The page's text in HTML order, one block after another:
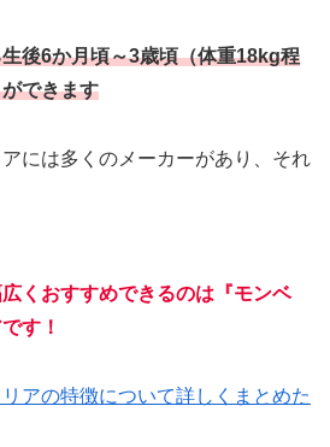
後6か月頃～3歳頃（体重18kg程
できます
には多くのメーカーがあり、それ
くおすすめできるのは『モンベ
す！
アの特徴について詳しくまとめた